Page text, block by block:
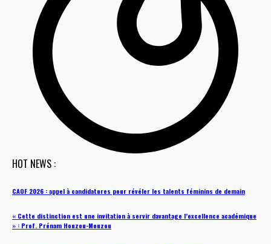
HOT NEWS :
CAOF 2026 : appel à candidatures pour révéler les talents féminins de demain
« Cette distinction est une invitation à servir davantage l’excellence académique
» : Prof. Prénam Houzou-Mouzou